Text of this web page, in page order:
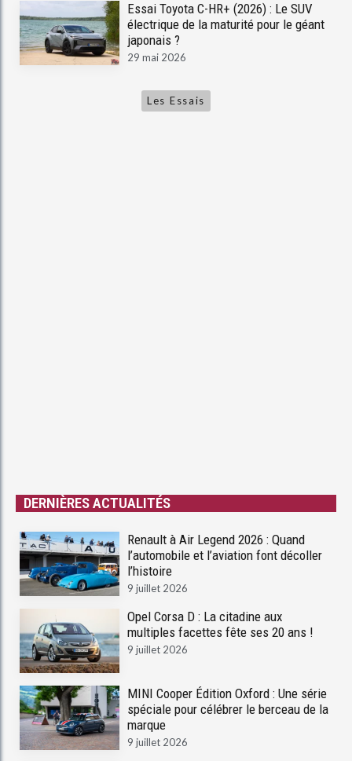
Essai Toyota C-HR+ (2026) : Le SUV
électrique de la maturité pour le géant
japonais ?
29 mai 2026
Les Essais
DERNIÈRES ACTUALITÉS
Renault à Air Legend 2026 : Quand
l’automobile et l’aviation font décoller
l’histoire
9 juillet 2026
Opel Corsa D : La citadine aux
multiples facettes fête ses 20 ans !
9 juillet 2026
MINI Cooper Édition Oxford : Une série
spéciale pour célébrer le berceau de la
marque
9 juillet 2026